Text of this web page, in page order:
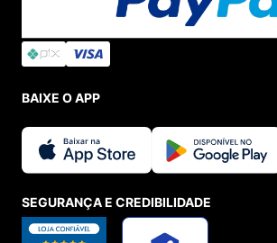
BAIXE O APP
SEGURANÇA E CREDIBILIDADE